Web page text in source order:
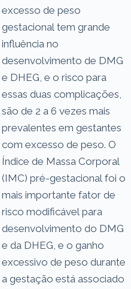
excesso de peso
gestacional tem grande
influência no
desenvolvimento de DMG
e DHEG, e o risco para
essas duas complicações,
são de 2 a 6 vezes mais
prevalentes em gestantes
com excesso de peso. O
Índice de Massa Corporal
(IMC) pré-gestacional foi o
mais importante fator de
risco modificável para
desenvolvimento do DMG
e da DHEG, e o ganho
excessivo de peso durante
a gestação está associado